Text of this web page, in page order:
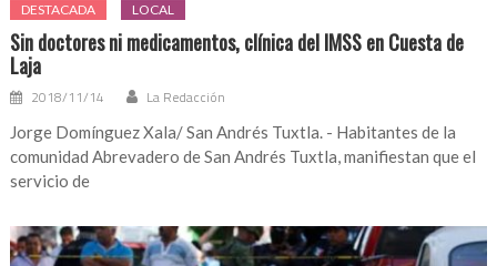
DESTACADA LOCAL
Sin doctores ni medicamentos, clínica del IMSS en Cuesta de
Laja
2018/11/14 La Redacción
Jorge Domínguez Xala/ San Andrés Tuxtla. - Habitantes de la
comunidad Abrevadero de San Andrés Tuxtla, manifiestan que el
servicio de